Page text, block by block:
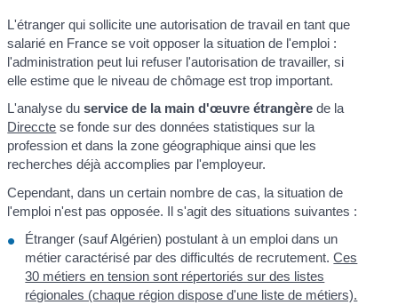
L'étranger qui sollicite une autorisation de travail en tant que
salarié en France se voit opposer la situation de l'emploi :
l'administration peut lui refuser l'autorisation de travailler, si
elle estime que le niveau de chômage est trop important.
L'analyse duservice de la main d'œuvre étrangère de la
Direccte se fonde sur des données statistiques sur la
profession et dans la zone géographique ainsi que les
recherches déjà accomplies par l'employeur.
Cependant, dans un certain nombre de cas, la situation de
l'emploi n'est pas opposée. Il s'agit des situations suivantes :
Étranger (sauf Algérien) postulant à un emploi dans un
métier caractérisé par des difficultés de recrutement.Ces
30 métiers en tension sont répertoriés sur des listes
régionales (chaque région dispose d'une liste de métiers).